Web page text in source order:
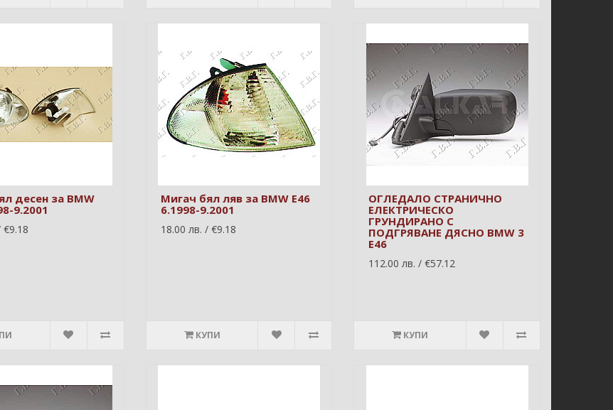
десен за BMW
9.2001
€9.18
Мигач бял ляв за BMW E46
6.1998-9.2001
18.00 лв. / €9.18
КУПИ
ОГЛЕДАЛО СТРАНИЧНО
ЕЛЕКТРИЧЕСКО
ГРУНДИРАНО С
ПОДГРЯВАНЕ ДЯСНО BMW 3
E46
112.00 лв. / €57.12
КУПИ